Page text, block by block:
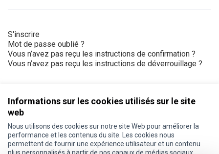
Informations sur les cookies utilisés sur le site
web
Nous utilisons des cookies sur notre site Web pour améliorer la
performance et les contenus du site. Les cookies nous
permettent de fournir une expérience utilisateur et un contenu
S'inscrire
Mot de passe oublié ?
Vous n’avez pas reçu les instructions de confirmation ?
Vous n’avez pas reçu les instructions de déverrouillage ?
Conditions d'utilisation
Paramètres des cookies
Je participe ! sur X
Je participe ! sur Facebook
Je participe ! sur Instagram